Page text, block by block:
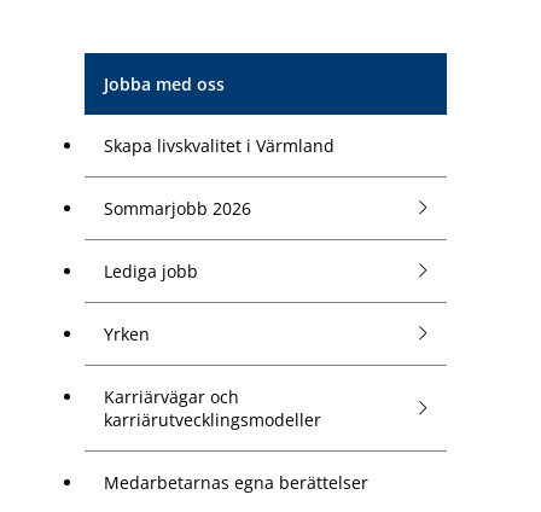
Jobba med oss
Skapa livskvalitet i Värmland
Sommarjobb 2026
Lediga jobb
Yrken
Karriärvägar och
karriärutvecklingsmodeller
Medarbetarnas egna berättelser